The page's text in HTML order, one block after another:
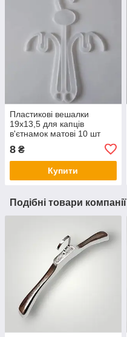
Пластикові вешалки
19х13,5 для капців
в'єтнамок матові 10 шт
8 ₴
Купити
Подібні товари компанії